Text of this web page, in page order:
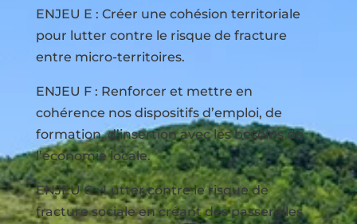
ENJEU E : Créer une cohésion territoriale
pour lutter contre le risque de fracture
entre micro-territoires.
ENJEU F : Renforcer et mettre en
cohérence nos dispositifs d’emploi, de
formation, d’insertion avec les besoins de
l’économie locale.
ENJEU G : Lutter contre le risque de
fracture sociale en créant des passerelles